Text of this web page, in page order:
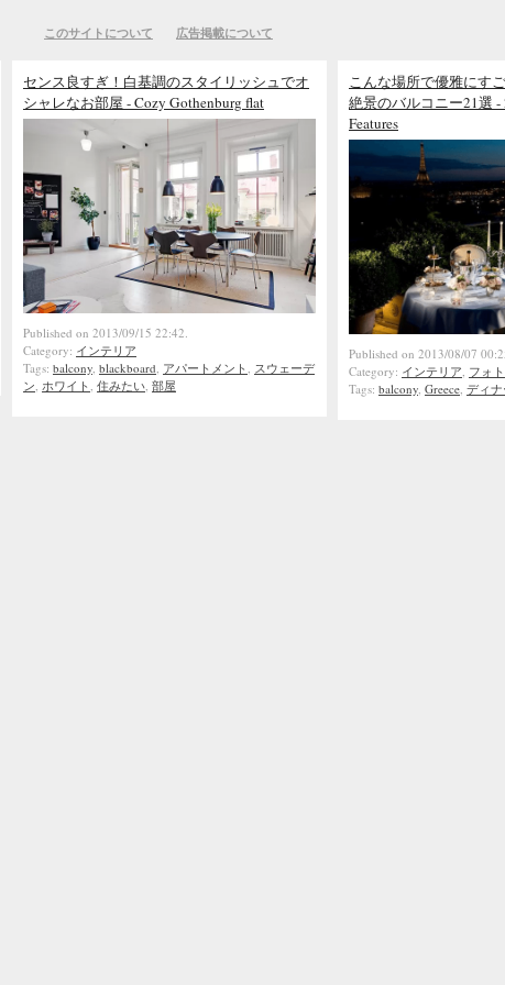
このサイトについて 広告掲載について
センス良すぎ！白基調のスタイリッシュでオ
シャレなお部屋 - Cozy Gothenburg flat
Published on 2013/09/15 22:42.
Category: インテリア
Tags: balcony, blackboard, アパートメント, スウェーデ
ン, ホワイト, 住みたい, 部屋
こんな場所で優雅にす
絶景のバルコニー21選 -
Features
Published on 2013/08/07
Category: インテリア フォト
Tags: balcony Greece ディナ